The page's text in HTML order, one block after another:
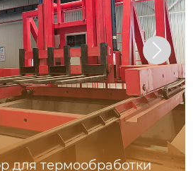
для термообработки